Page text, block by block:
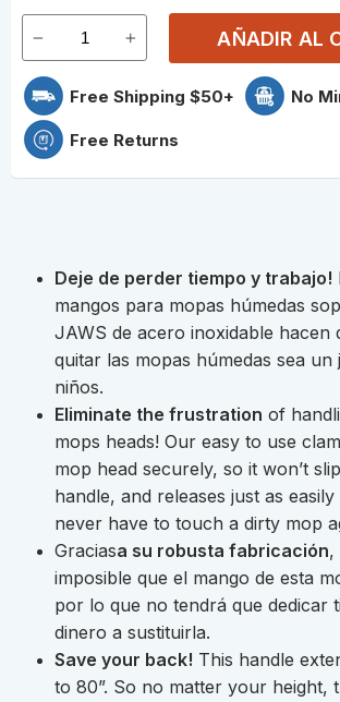
AÑADIR AL
Free Shipping $50+ No
Free Returns
Deje de perder tiempo y trabajo!
mangos para mopas húmedas
JAWS de acero inoxidable hacen
quitar las mopas húmedas sea un
niños.
Eliminate the frustration of
mops heads! Our easy to use
mop head securely, so it won’t
handle, and releases just as
never have to touch a dirty mop
Graciasa su robusta fabricación,
imposible que el mango de esta
por lo que no tendrá que dedicar
dinero a sustituirla.
Save your back! This handle
to 80”. So no matter your height,